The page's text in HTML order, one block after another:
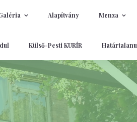
Alapítvány Menza
Külső-Pesti KURÍR